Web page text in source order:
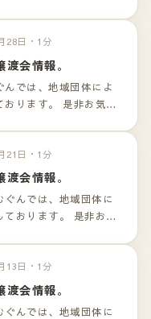
いませ。
28日・1分
会情報。
では、地域団体によ
おります。 是非お気軽
21日・1分
会情報。
んでは、地域団体に
ております。 是非お気
さいませ。
13日・1分
会情報。
んでは、地域団体に